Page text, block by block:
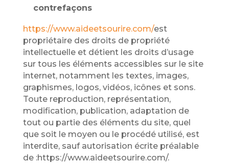
contrefaçons
https://www.aideetsourire.com/est
propriétaire des droits de propriété
intellectuelle et détient les droits d’usage
sur tous les éléments accessibles sur le site
internet, notamment les textes, images,
graphismes, logos, vidéos, icônes et sons.
Toute reproduction, représentation,
modification, publication, adaptation de
tout ou partie des éléments du site, quel
que soit le moyen ou le procédé utilisé, est
interdite, sauf autorisation écrite préalable
de :https://www.aideetsourire.com/.